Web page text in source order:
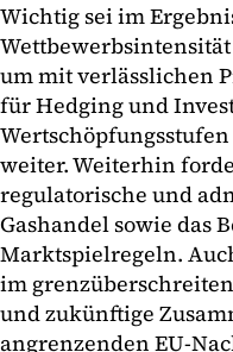
Wichtig sei im
um mit verlässlichen
für Hedging und
weiter. Weiterhin
regulatorische und
Gashandel sowie das
Marktspielregeln.
im
und zukünftige
angrenzenden EU-